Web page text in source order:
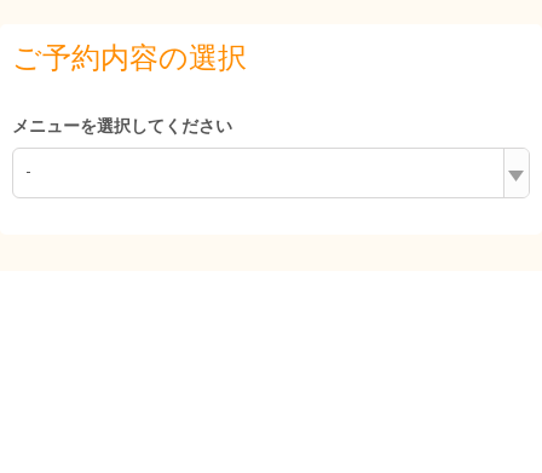
ご予約内容の選択
メニューを選択してください
-